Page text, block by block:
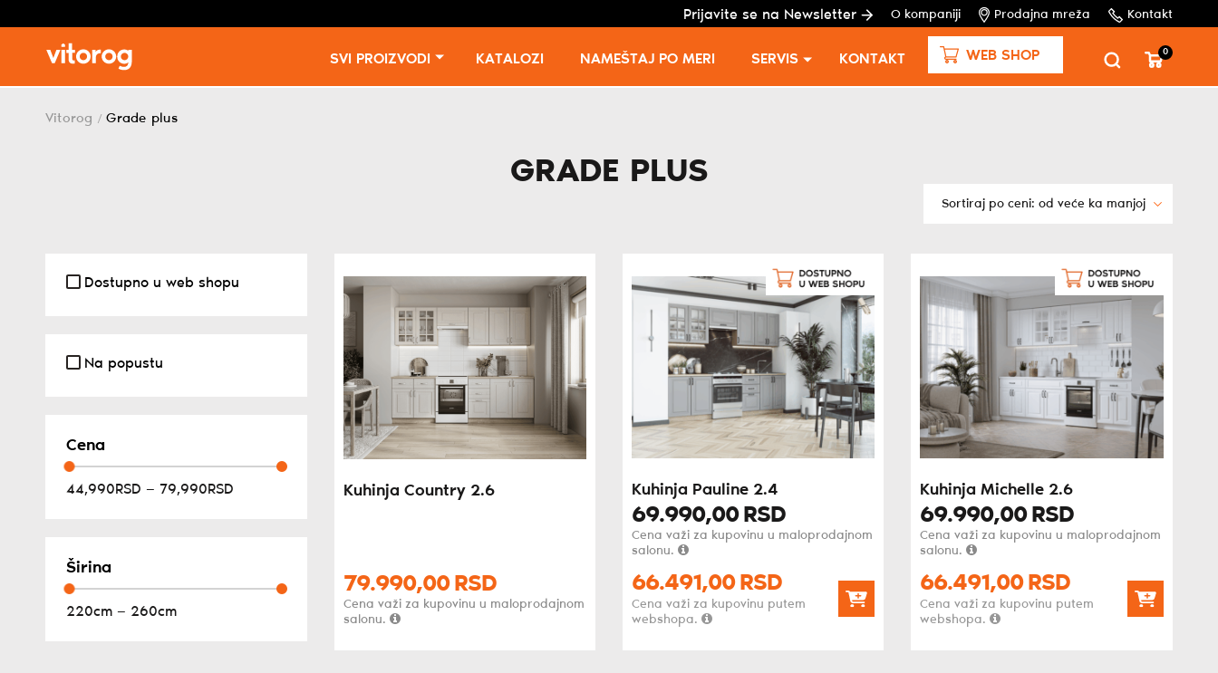
Prijavite se na Newsletter O kompaniji Prodajna mreža Kontakt
SVI PROIZVODI KATALOZI NAMEŠTAJ PO MERI SERVIS KONTAKT WEB SHOP 0
Vitorog /Grade plus
GRADE PLUS
Dostupno u web shopu
Na popustu
Cena
44,990RSD — 79,990RSD
Širina
220cm — 260cm
Kuhinja Country 2.6
79.990,00 RSD
Cena važi za kupovinu u maloprodajnom
salonu.
Kuhinja Pauline 2.4
69.990,00 RSD
Cena važi za kupovinu u maloprodajnom
salonu.
66.491,00 RSD
Cena važi za kupovinu putem
webshopa.
Kuhinja Michelle 2.6
69.990,00 RSD
Cena važi za kupovinu u maloprodajnom
salonu.
66.491,00 RSD
Cena važi za kupovinu putem
webshopa.